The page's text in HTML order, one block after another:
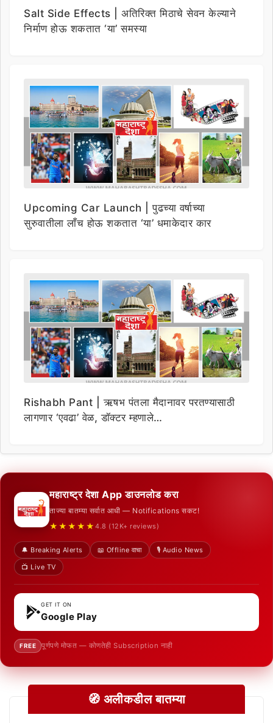
Salt Side Effects | अतिरिक्त मिठाचे सेवन केल्याने
निर्माण होऊ शकतात ‘या’ समस्या
Upcoming Car Launch | पुढच्या वर्षाच्या
सुरुवातीला लाँच होऊ शकतात ‘या’ धमाकेदार कार
Rishabh Pant | ऋषभ पंतला मैदानावर परतण्यासाठी
लागणार ‘एवढा’ वेळ, डॉक्टर म्हणाले…
महाराष्ट्र देशा App डाउनलोड करा
ताज्या बातम्या सर्वात आधी — Notifications सकट!
★★★★★ 4.8 (12K+ reviews)
🔔 Breaking Alerts 📖 Offline वाचा
🎙️ Audio News
📺 Live TV
GET IT ON
Google Play
FREE पूर्णपणे मोफत — कोणतेही Subscription नाही
🧭 अलीकडील बातम्या